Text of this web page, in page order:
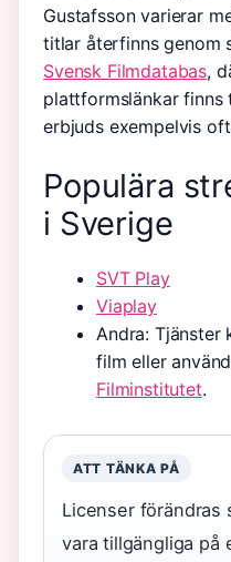
Gustafsson varierar
titlar återfinns genom
Svensk Filmdatabas,
plattformslänkar finns
erbjuds exempelvis
Populära
i Sverige
SVT Play
Viaplay
Andra: Tjänster
film eller
Filminstitutet.
ATT TÄNKA PÅ
Licenser förändras
vara tillgängliga på